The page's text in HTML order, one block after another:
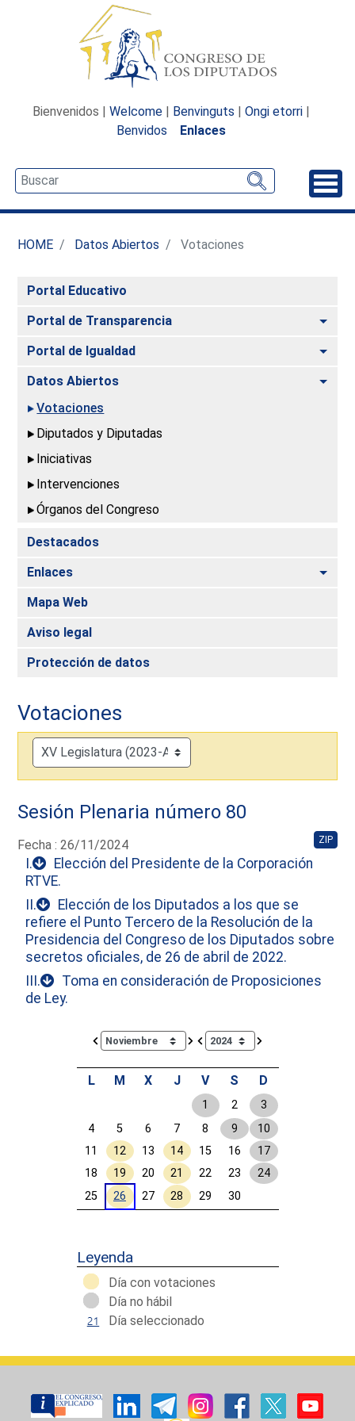
Bienvenidos | Welcome | Benvinguts | Ongi etorri |
Benvidos
Enlaces
HOME Datos Abiertos Votaciones
Portal Educativo
Portal de Transparencia
Portal de Igualdad
Datos Abiertos
Votaciones
Diputados y Diputadas
Iniciativas
Intervenciones
Órganos del Congreso
Destacados
Enlaces
Mapa Web
Aviso legal
Protección de datos
Votaciones
Sesión Plenaria número 80
Fecha : 26/11/2024 ZIP
I.
Elección del Presidente de la Corporación
RTVE.
II.
Elección de los Diputados a los que se
refiere el Punto Tercero de la Resolución de la
Presidencia del Congreso de los Diputados sobre
secretos oficiales, de 26 de abril de 2022.
III.
Toma en consideración de Proposiciones
de Ley.
Calendar io de actividades. Doce Legislatura
L M X J V S D
1 2
3
4
5 6 7 8 9
10
11
12 13 14 15 16
17
18
19 20 21 22 23
24
25
26 27 28 29 30
Leyenda
Día con votaciones
Día no hábil
Día seleccionado